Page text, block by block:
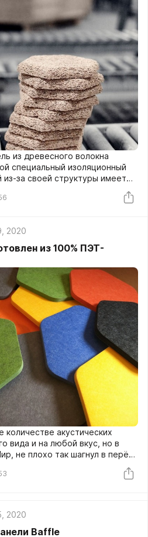
из древесного волокна
специальный изоляционный
из-за своей структуры имеет
распространения звуков в
на шумопоглощение. Поэтому
только акустических панелей
2020
из 100% ПЭТ-
акустических
вида и на любой вкус, но в
не плохо так шагнул в перёд.
дает свои плоды и давно уже не
переработку пластика
2020
Baffle